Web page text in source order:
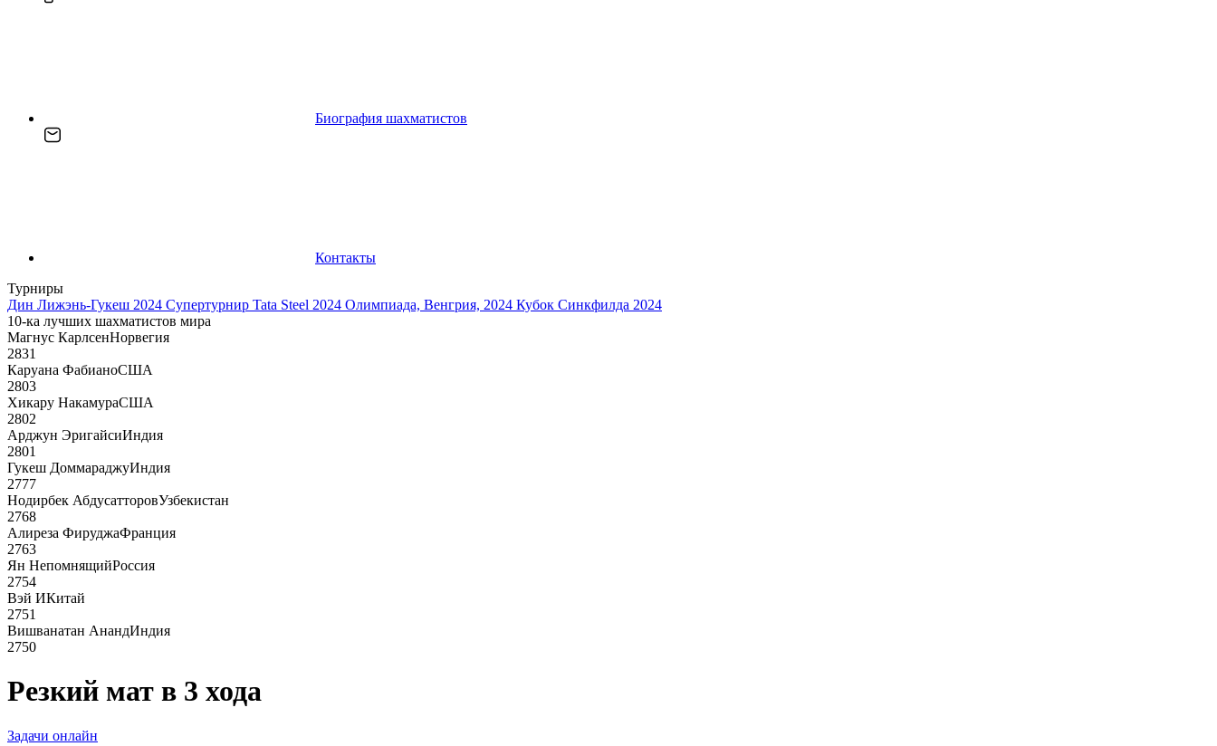
Биография шахматистов
Контакты
Турниры
Дин Лижэнь-Гукеш 2024 Супертурнир Tata Steel 2024 Олимпиада, Венгрия, 2024 Кубок Синкфилда 2024
10-ка лучших шахматистов мира
Магнус КарлсенНорвегия
2831
Каруана ФабианоСША
2803
Хикару НакамураСША
2802
Арджун ЭригайсиИндия
2801
Гукеш ДоммараджуИндия
2777
Нодирбек АбдусатторовУзбекистан
2768
Алиреза ФируджаФранция
2763
Ян НепомнящийРоссия
2754
Вэй ИКитай
2751
Вишванатан АнандИндия
2750
Резкий мат в 3 хода
Задачи онлайн